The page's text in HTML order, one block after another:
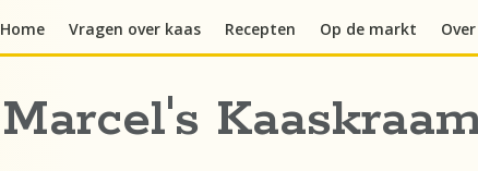
Home Vragen over kaas Recepten Op de markt
Marcel's